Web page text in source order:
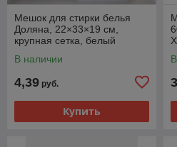
Мешок для стирки белья
Доляна, 22×33×19 см,
крупная сетка, белый
В наличии
4,39 руб.
Купить